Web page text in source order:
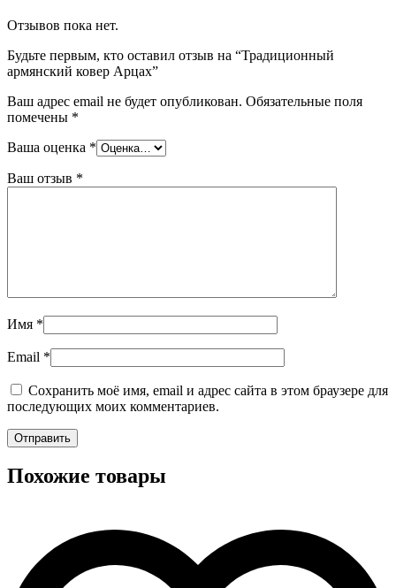
Отзывов пока нет.
Будьте первым, кто оставил отзыв на “Традиционный
армянский ковер Арцах”
Ваш адрес email не будет опубликован. Обязательные поля
помечены *
Ваша оценка *
Ваш отзыв *
Имя *
Email *
Сохранить моё имя, email и адрес сайта в этом браузере для
последующих моих комментариев.
Похожие товары